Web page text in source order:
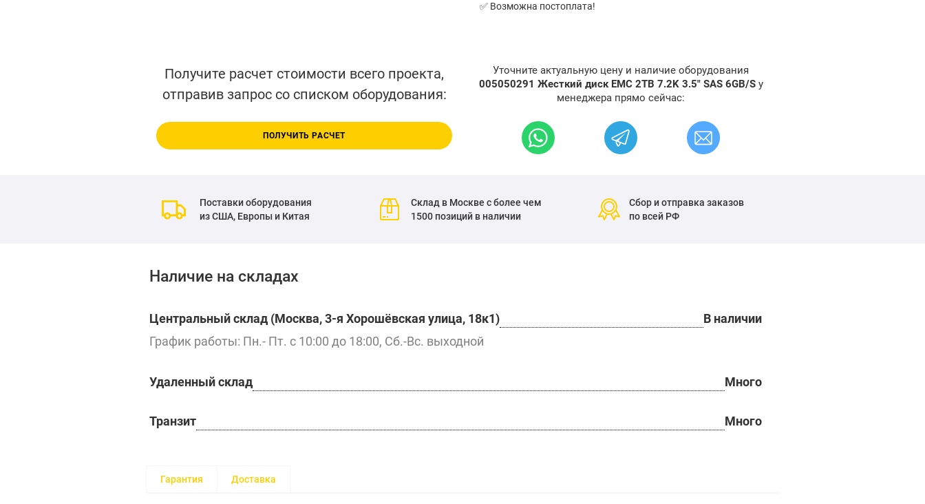
✅ Возможна постоплата!
Получите расчет стоимости всего проекта,
отправив запрос со списком оборудования:
ПОЛУЧИТЬ РАСЧЕТ
Уточните актуальную цену и наличие оборудования
005050291 Жесткий диск EMC 2TB 7.2K 3.5" SAS 6GB/S у
менеджера прямо сейчас:
Поставки оборудования
из США, Европы и Китая
Склад в Москве с более чем
1500 позиций в наличии
Сбор и отправка заказов
по всей РФ
Наличие на складах
Центральный склад (Москва, 3-я Хорошёвская улица, 18к1)
В наличии
График работы: Пн.- Пт. с 10:00 до 18:00, Сб.-Вс. выходной
Удаленный склад Много
Транзит Много
Гарантия Доставка